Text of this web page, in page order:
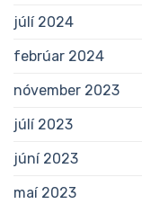
júlí 2024
febrúar 2024
nóvember 2023
júlí 2023
júní 2023
maí 2023